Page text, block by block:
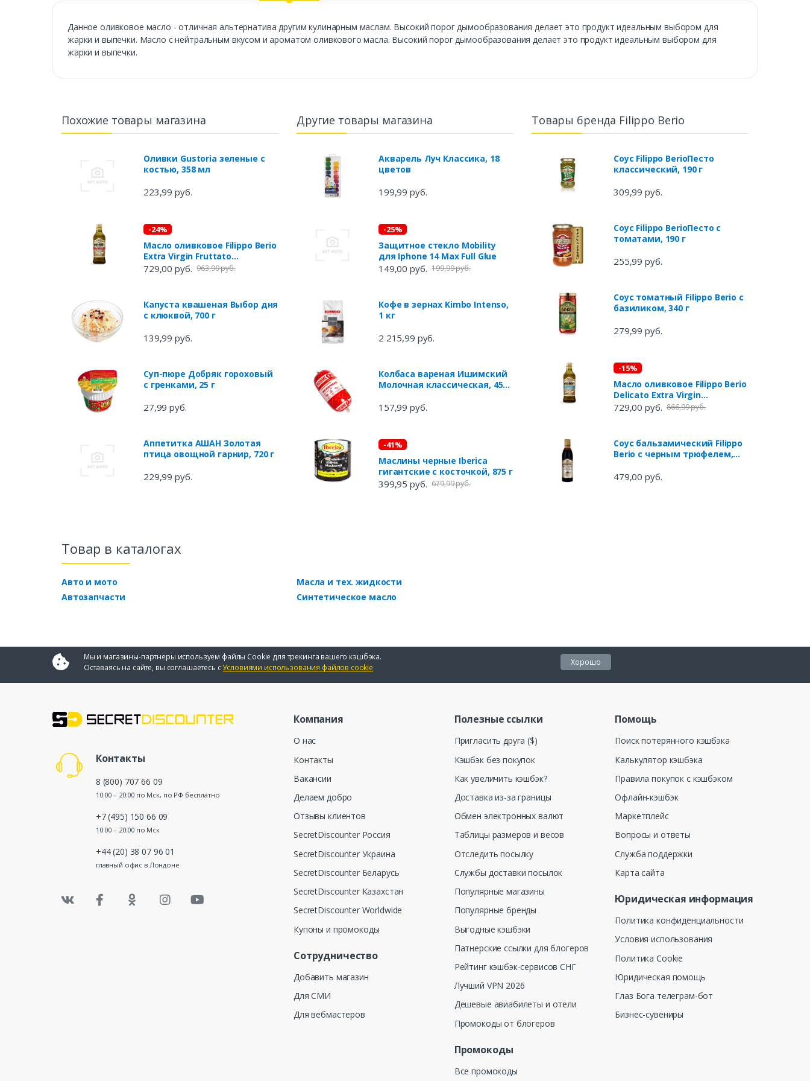
Данное оливковое масло - отличная альтернатива другим кулинарным маслам. Высокий порог дымообразования делает это продукт идеальным выбором для
жарки и выпечки. Масло с нейтральным вкусом и ароматом оливкового масла. Высокий порог дымообразования делает это продукт идеальным выбором для
жарки и выпечки.
Похожие товары магазина
Оливки Gustoria зеленые с
костью, 358 мл
223,99 руб.
-24%
Масло оливковое Filippo Berio
Extra Virgin Fruttato
нерафинированное, 500 мл
729,00 руб. 963,99 руб.
Капуста квашеная Выбор дня
с клюквой, 700 г
139,99 руб.
Суп-пюре Добряк гороховый
с гренками, 25 г
27,99 руб.
Аппетитка АШАН Золотая
птица овощной гарнир, 720 г
229,99 руб.
Другие товары магазина
Акварель Луч Классика, 18
цветов
199,99 руб.
-25%
Защитное стекло Mobility
для Iphone 14 Max Full Glue
149,00 руб. 199,99 руб.
Кофе в зернах Kimbo Intenso,
1 кг
2 215,99 руб.
Колбаса вареная Ишимский
Молочная классическая, 450
157,99 руб.
-41%
Маслины черные Iberica
гигантские с косточкой, 875 г
399,95 руб. 679,99 руб.
Товары бренда Filippo Berio
Соус Filippo BerioПесто
классический, 190 г
309,99 руб.
Соус Filippo BerioПесто с
томатами, 190 г
255,99 руб.
Соус томатный Filippo Berio с
базиликом, 340 г
279,99 руб.
-15%
Масло оливковое Filippo Berio
Delicato Extra Virgin
нерафинированное, 500 мл
729,00 руб. 866,99 руб.
Соус бальзамический Filippo
Berio с черным трюфелем,
479,00 руб.
Товар в каталогах
Авто и мото
Автозапчасти
Масла и тех. жидкости
Синтетическое масло
Мы и магазины-партнеры используем файлы Cookie для трекинга вашего кэшбэка.
Оставаясь на сайте, вы соглашаетесь сУсловиями использования файлов cookie
Хорошо
Контакты
8 (800) 707 66 09
10:00 – 20:00 по Мск, по РФ бесплатно
+7 (495) 150 66 09
10:00 – 20:00 по Мск
+44 (20) 38 07 96 01
главный офис в Лондоне
Компания
О нас
Контакты
Вакансии
Делаем добро
Отзывы клиентов
SecretDiscounter Россия
SecretDiscounter Украина
SecretDiscounter Беларусь
SecretDiscounter Казахстан
SecretDiscounter Worldwide
Купоны и промокоды
Сотрудничество
Добавить магазин
Для СМИ
Для вебмастеров
Полезные ссылки
Пригласить друга ($)
Кэшбэк без покупок
Как увеличить кэшбэк?
Доставка из-за границы
Обмен электронных валют
Таблицы размеров и весов
Отследить посылку
Службы доставки посылок
Популярные магазины
Популярные бренды
Выгодные кэшбэки
Патнерские ссылки для блогеров
Рейтинг кэшбэк-сервисов СНГ
Лучший VPN 2026
Дешевые авиабилеты и отели
Промокоды от блогеров
Промокоды
Все промокоды
Помощь
Поиск потерянного кэшбэка
Калькулятор кэшбэка
Правила покупок с кэшбэком
Офлайн-кэшбэк
Маркетплейс
Вопросы и ответы
Служба поддержки
Карта сайта
Юридическая информация
Политика конфиденциальности
Условия использования
Политика Cookie
Юридическая помощь
Глаз Бога телеграм-бот
Бизнес-сувениры